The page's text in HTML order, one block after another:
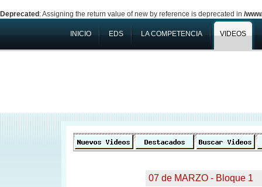
Deprecated : Assigning the return value of new by reference is deprecated in /
INICIO EDS LA COMPETENCIA VIDEOS
07 de MARZO - Bloque 1